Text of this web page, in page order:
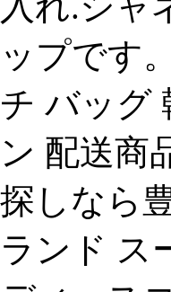
ップです
チ バッグ
ン 配送商
探しなら
ランド ス